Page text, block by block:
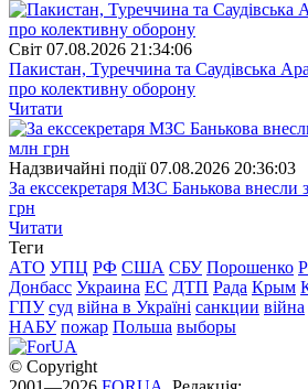
Свiт 07.08.2026 21:34:06
Пакистан, Туреччина та Саудівська
про колективну оборону
Читати
Надзвичайні події 07.08.2026 20:36:03
За екссекретаря МЗС Банькова внесли
грн
Читати
Теги
АТО УПЦ РФ США СБУ Порошенко
Донбасс Украина ЕС ДТП Рада Крым
ГПУ суд війна в Україні санкции війна
НАБУ пожар Польша выборы
© Copyright